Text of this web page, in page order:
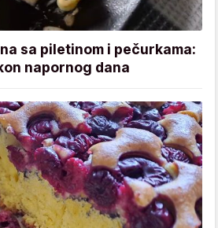
sa piletinom i pečurkama:
napornog dana